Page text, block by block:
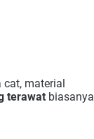
material
terawat biasanya